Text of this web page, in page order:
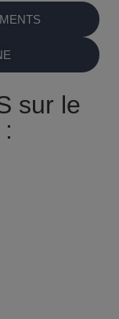
sur le